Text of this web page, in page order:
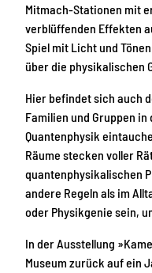
Mitmach-Stationen mit
verblüffenden Effekten
Spiel mit Licht und
über die physikalischen
Hier befindet sich auch
Familien und Gruppen
Quantenphysik
Räume stecken voller
quantenphysikalischen
andere Regeln als im
oder Physikgenie sein,
In der Ausstellung
Museum zurück auf ein